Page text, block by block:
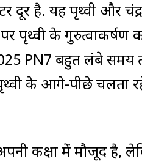
दूर है. यह पृथ्वी और
पृथ्वी के
PN7 बहुत लंबे समय
के आगे-पीछे चलता
कक्षा में मौजूद है,